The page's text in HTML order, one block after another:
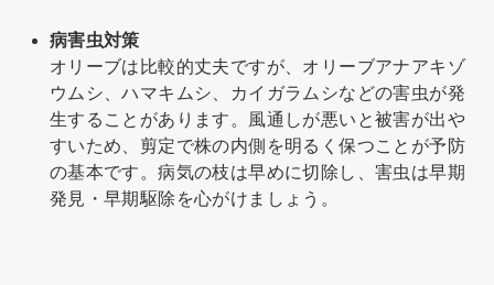
病害虫対策
オリーブは比較的丈夫ですが、オリーブアナアキゾ
ウムシ、ハマキムシ、カイガラムシなどの害虫が発
生することがあります。風通しが悪いと被害が出や
すいため、剪定で株の内側を明るく保つことが予防
の基本です。病気の枝は早めに切除し、害虫は早期
発見・早期駆除を心がけましょう。